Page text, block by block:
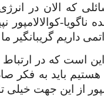
که الان در
کوالالامپور
داریم گریبانگیر
است که در ارتباط
هستیم باید به فکر
از این جهت خیلی